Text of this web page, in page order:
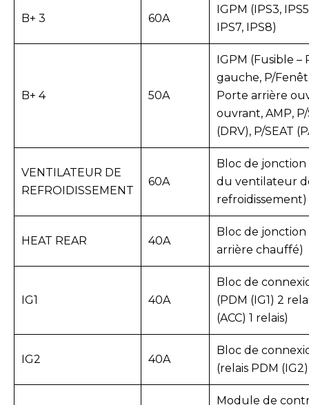
B+ 3 60A
IGPM (IPS3,
IPS7, IPS8)
B+ 4 50A
IGPM (Fusible –
gauche, P/
Porte arrière
ouvrant, AMP, P/
(DRV), P/SEAT
VENTILATEUR DE
REFROIDISSEMENT
60A
Bloc de jonction
du ventilateur
refroidissement)
HEAT REAR 40A
Bloc de jonction
arrière chauffé)
IG1 40A
Bloc de
(PDM (IG1) 2
(ACC) 1 relais)
IG2 40A
Bloc de
(relais PDM
Module de